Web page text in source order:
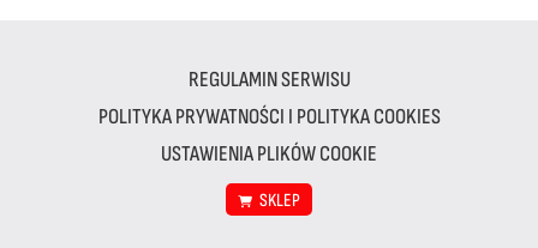
REGULAMIN SERWISU
POLITYKA PRYWATNOŚCI I POLITYKA COOKIES
USTAWIENIA PLIKÓW COOKIE
SKLEP